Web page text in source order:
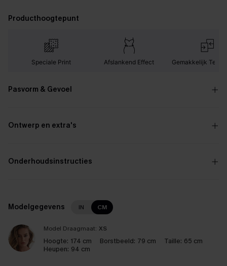
Producthoogtepunt
Speciale Print Afslankend Effect Gemakkelijk Te
Pasvorm & Gevoel
Ontwerp en extra's
Onderhoudsinstructies
Modelgegevens IN CM
Model Draagmaat: XS
Hoogte: 174 cm Borstbeeld: 79 cm Taille: 65 cm
Heupen: 94 cm